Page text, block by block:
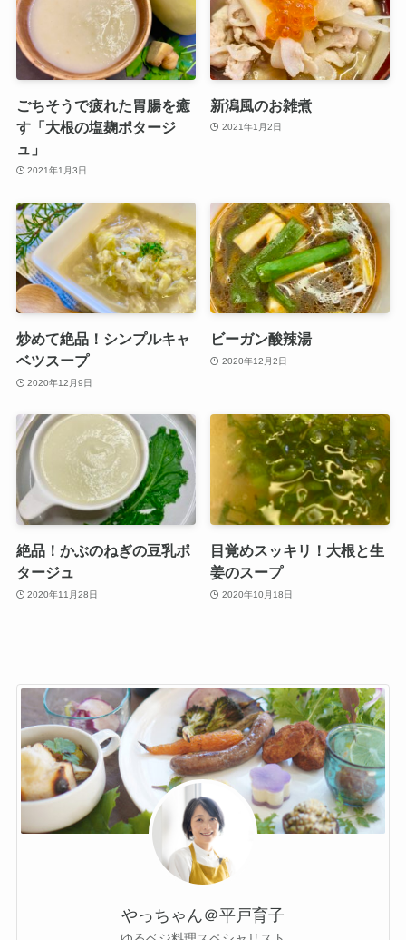
ごちそうで疲れた胃腸を癒
す「大根の塩麹ポタージ
ュ」
2021年1月3日
新潟風のお雑煮
2021年1月2日
炒めて絶品！シンプルキャ
ベツスープ
2020年12月9日
ビーガン酸辣湯
2020年12月2日
絶品！かぶのねぎの豆乳ポ
タージュ
2020年11月28日
目覚めスッキリ！大根と生
姜のスープ
2020年10月18日
やっちゃん＠平戸育子